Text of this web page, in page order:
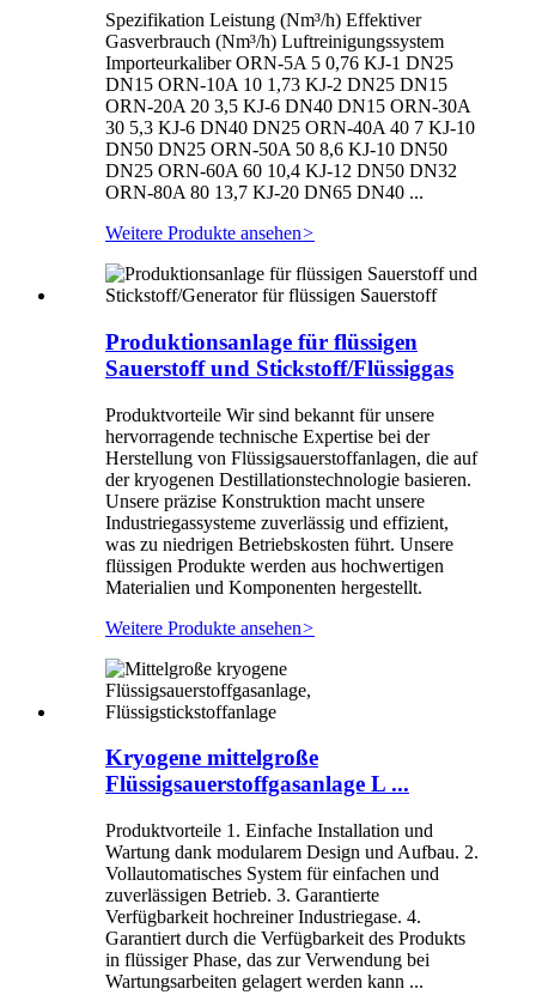
Spezifikation Leistung (Nm³/h) Effektiver
Gasverbrauch (Nm³/h) Luftreinigungssystem
Importeurkaliber ORN-5A 5 0,76 KJ-1 DN25
DN15 ORN-10A 10 1,73 KJ-2 DN25 DN15
ORN-20A 20 3,5 KJ-6 DN40 DN15 ORN-30A
30 5,3 KJ-6 DN40 DN25 ORN-40A 40 7 KJ-10
DN50 DN25 ORN-50A 50 8,6 KJ-10 DN50
DN25 ORN-60A 60 10,4 KJ-12 DN50 DN32
ORN-80A 80 13,7 KJ-20 DN65 DN40 ...
Weitere Produkte ansehen>
Produktionsanlage für flüssigen
Sauerstoff und Stickstoff/Flüssiggas
Produktvorteile Wir sind bekannt für unsere
hervorragende technische Expertise bei der
Herstellung von Flüssigsauerstoffanlagen, die auf
der kryogenen Destillationstechnologie basieren.
Unsere präzise Konstruktion macht unsere
Industriegassysteme zuverlässig und effizient,
was zu niedrigen Betriebskosten führt. Unsere
flüssigen Produkte werden aus hochwertigen
Materialien und Komponenten hergestellt.
Weitere Produkte ansehen>
Kryogene mittelgroße
Flüssigsauerstoffgasanlage L ...
Produktvorteile 1. Einfache Installation und
Wartung dank modularem Design und Aufbau. 2.
Vollautomatisches System für einfachen und
zuverlässigen Betrieb. 3. Garantierte
Verfügbarkeit hochreiner Industriegase. 4.
Garantiert durch die Verfügbarkeit des Produkts
in flüssiger Phase, das zur Verwendung bei
Wartungsarbeiten gelagert werden kann ...